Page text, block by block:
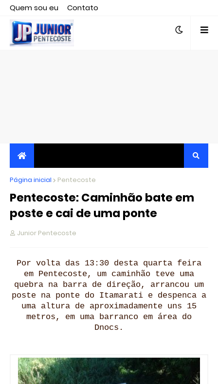
Quem sou eu
Contato
Editor responsável, jornalista Clovis Almeida.
JORNALISMO INDEPENDENTE, TRANSPARENTE E
CRÍTICO
Página inicial Pentecoste
Pentecoste: Caminhão bate em
poste e cai de uma ponte
Junior Pentecoste
Por volta das 13:30 desta quarta feira
em Pentecoste, um caminhão teve uma
quebra na barra de direção, arrancou um
poste na ponte do Itamarati e despenca a
uma altura de aproximadamente uns 15
metros, em uma barranco em área do
Dnocs.